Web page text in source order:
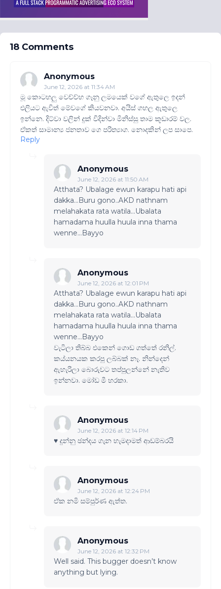
18 Comments
Anonymous
June 12, 2026 at 11:34 AM
මූ කොටහලු වෙච්ව්හ ගෑනු ලමයෙක් වගේ ඇතුලෙ ඉදන්
එලියට ඇවිත් මේවගේ කියවනවා. අයිස් ගහල ඇතුලෙ
ඉන්නෙ. දිට්වා වලින් දුක් විදින්වා මිනිස්සු තාම කූඩාරම් වල.
ඒකත් සාමාන්‍ය ජනතාව ගෙ පරිත්‍යාග. නොදකින් ලප සාපෙ.
Reply
Anonymous
June 12, 2026 at 11:50 AM
Atthata? Ubalage ewun karapu hati api
dakka...Buru gono..AKD nathnam
melahakata rata watila...Ubalata
hamadama huulla huula inna thama
wenne...Bayyo
Anonymous
June 12, 2026 at 12:01 PM
Atthata? Ubalage ewun karapu hati api
dakka...Buru gono..AKD nathnam
melahakata rata watila...Ubalata
hamadama huulla huula inna thama
wenne...Bayyo
වැටිලා තිබ්බ එකෙන් ගොඩ ගත්තේ රනිල්.
කය්යනයක කරපු ලබ්බක් නෑ. නින්දෙන්
ඇහැරිලා බොරුවට තප්පුලන්නේ නැතිව
ඉන්නවා. මෝඩ මී හරකා.
Anonymous
June 12, 2026 at 12:14 PM
♥️ දුන්නු ඡන්දය ගැන හැමදාමත් ආඩම්බරයි
Anonymous
June 12, 2026 at 12:24 PM
ඒක නමි සම්පුර්ණ ඇත්ත.
Anonymous
June 12, 2026 at 12:32 PM
Well said. This bugger doesn’t know
anything but lying.